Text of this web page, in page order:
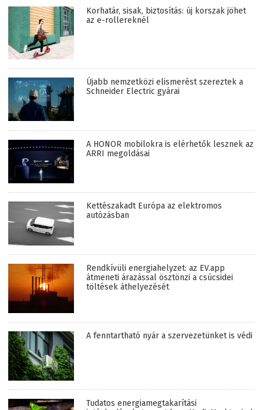
Korhatár, sisak, biztosítás: új korszak jöhet
az e-rollereknél
Újabb nemzetközi elismerést szereztek a
Schneider Electric gyárai
A HONOR mobilokra is elérhetők lesznek az
ARRI megoldásai
Kettészakadt Európa az elektromos
autózásban
Rendkívüli energiahelyzet: az EV.app
átmeneti árazással ösztönzi a csúcsidei
töltések áthelyezését
A fenntartható nyár a szervezetünket is védi
Tudatos energiamegtakarítási